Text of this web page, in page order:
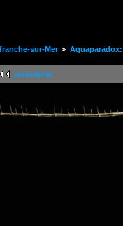
sur-Mer
précédente